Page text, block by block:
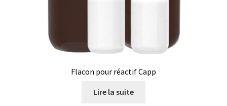
Analyse des gaz
Analyse des toxinesFlacon pour réactif Capp
Lire la suite